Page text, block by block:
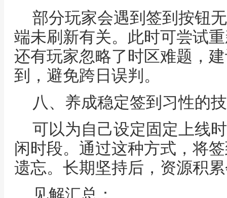
部分玩家会遇到签到按钮
端未刷新有关。此时可尝试
还有玩家忽略了时区难题，
到，避免跨日误判。
八、养成稳定签到习性的
可以为自己设定固定上线
闲时段。通过这种方式，将
遗忘。长期坚持后，资源积